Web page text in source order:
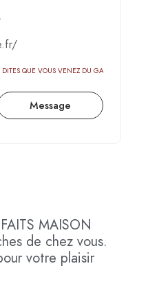
QUE VOUS VENEZ DU GASTRONOMIC-
Message
FAITS MAISON
de chez vous.
votre plaisir